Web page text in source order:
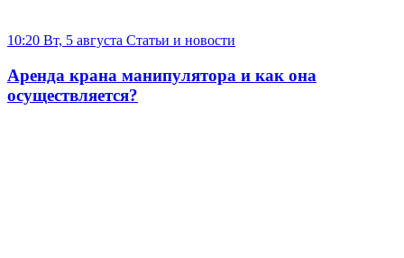
10:20 Вт, 5 августа Статьи и новости
Аренда крана манипулятора и как она
осуществляется?